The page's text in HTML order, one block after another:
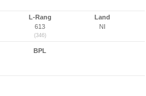
L-Rang
613
(346)
Land
NI
BPL